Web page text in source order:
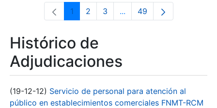
Página
1 Página
2 Página
3 ...Páginas intermedias Use
Página
49
Histórico de
Adjudicaciones
(19-12-12) Servicio de personal para atención al
público en establecimientos comerciales FNMT-RCM